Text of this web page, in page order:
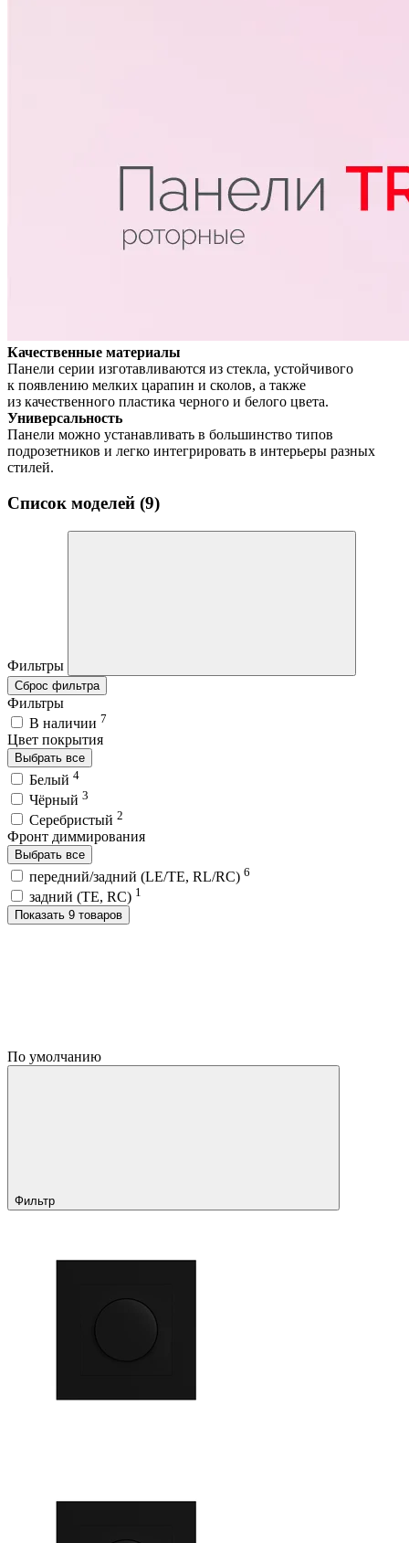
Качественные материалы
Панели серии изготавливаются из стекла, устойчивого
к появлению мелких царапин и сколов, а также
из качественного пластика черного и белого цвета.
Универсальность
Панели можно устанавливать в большинство типов
подрозетников и легко интегрировать в интерьеры разных
стилей.
Список моделей (9)
Фильтры
Сброс фильтра
Фильтры
В наличии 7
Цвет покрытия
Выбрать все
Белый 4
Чёрный 3
Серебристый 2
Фронт диммирования
Выбрать все
передний/задний (LE/TE, RL/RC) 6
задний (TE, RC) 1
Показать 9 товаров
По умолчанию
Фильтр